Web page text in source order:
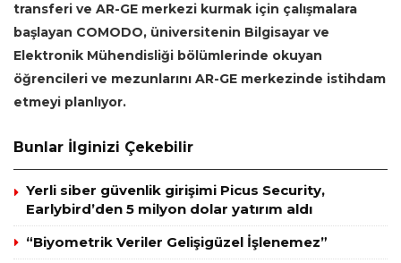
transferi ve AR-GE merkezi kurmak için çalışmalara
başlayan COMODO, üniversitenin Bilgisayar ve
Elektronik Mühendisliği bölümlerinde okuyan
öğrencileri ve mezunlarını AR-GE merkezinde istihdam
etmeyi planlıyor.
Bunlar İlginizi Çekebilir
Yerli siber güvenlik girişimi Picus Security,
Earlybird’den 5 milyon dolar yatırım aldı
“Biyometrik Veriler Gelişigüzel İşlenemez”